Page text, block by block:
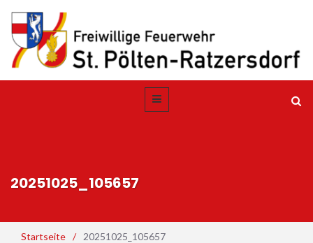
20251025_105657
Startseite / 20251025_105657